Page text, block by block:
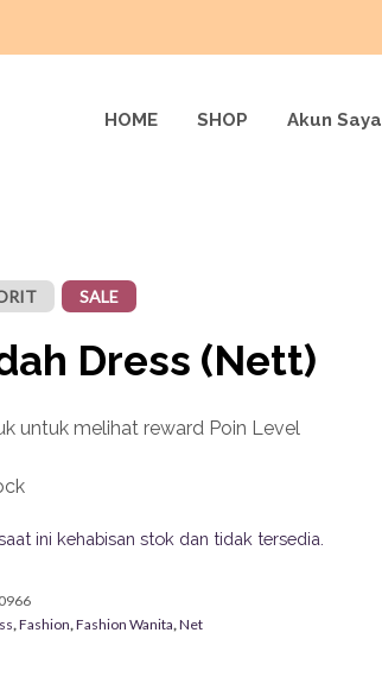
HOME SHOP Akun Saya
SALE
Dress (Nett)
untuk melihat reward Poin Level
ini kehabisan stok dan tidak tersedia.
,Fashion,Fashion Wanita,Net